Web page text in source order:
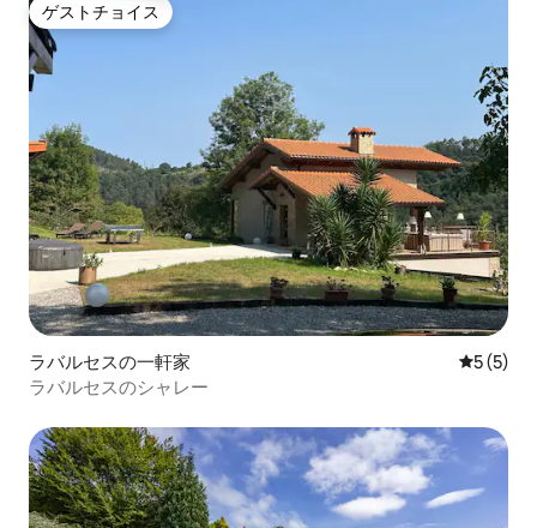
ゲストチョイス
ゲストチョイス
ラバルセスの一軒家 レビュー
5 (5)
ラバルセスのシャレー